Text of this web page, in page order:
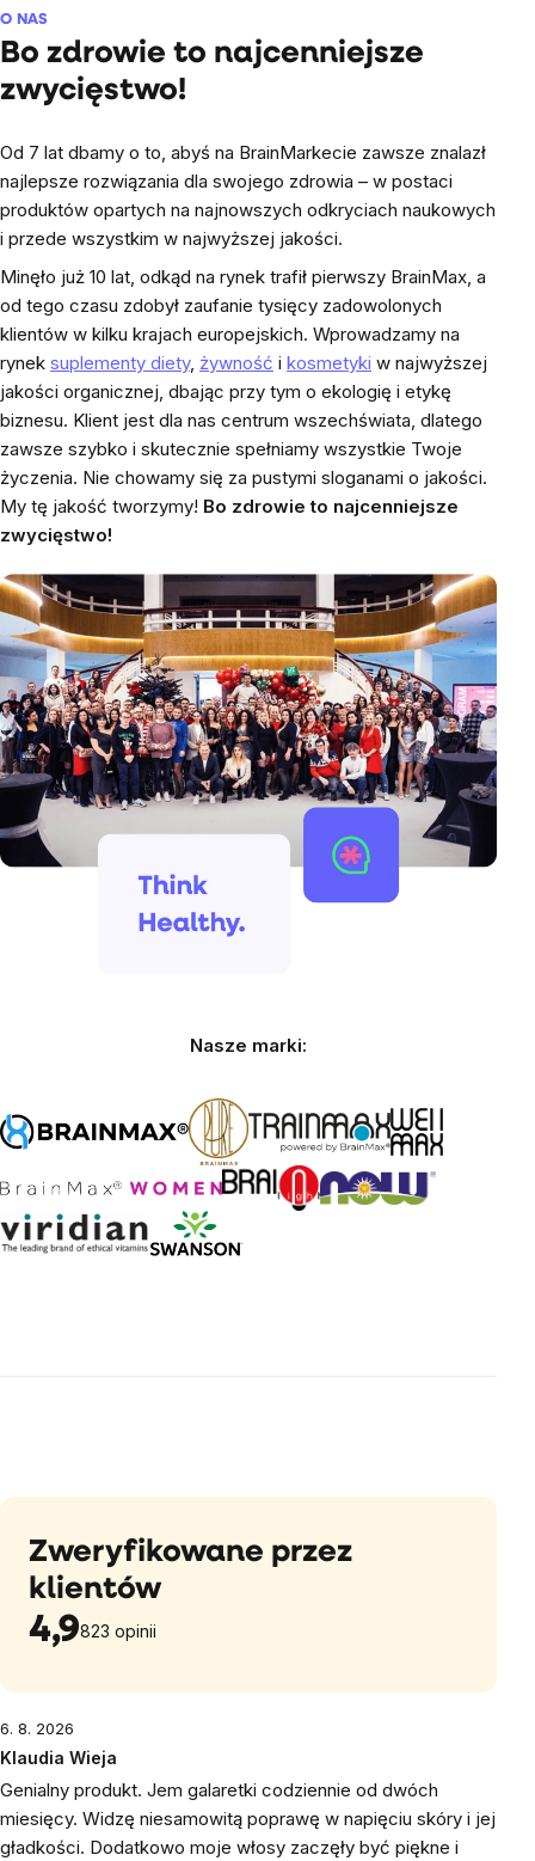
O NAS
Bo zdrowie to najcenniejsze
zwycięstwo!
Od 7 lat dbamy o to, abyś na BrainMarkecie zawsze znalazł
najlepsze rozwiązania dla swojego zdrowia – w postaci
produktów opartych na najnowszych odkryciach naukowych
i przede wszystkim w najwyższej jakości.
Minęło już 10 lat, odkąd na rynek trafił pierwszy BrainMax, a
od tego czasu zdobył zaufanie tysięcy zadowolonych
klientów w kilku krajach europejskich. Wprowadzamy na
rynek suplementy diety, żywność i kosmetyki w najwyższej
jakości organicznej, dbając przy tym o ekologię i etykę
biznesu. Klient jest dla nas centrum wszechświata, dlatego
zawsze szybko i skutecznie spełniamy wszystkie Twoje
życzenia. Nie chowamy się za pustymi sloganami o jakości.
My tę jakość tworzymy! Bo zdrowie to najcenniejsze
zwycięstwo!
Nasze marki:
Zweryfikowane przez
klientów
4,9823 opinii
6. 8. 2026
Klaudia Wieja
Genialny produkt. Jem galaretki codziennie od dwóch
miesięcy. Widzę niesamowitą poprawę w napięciu skóry i jej
gładkości. Dodatkowo moje włosy zaczęły być piękne i